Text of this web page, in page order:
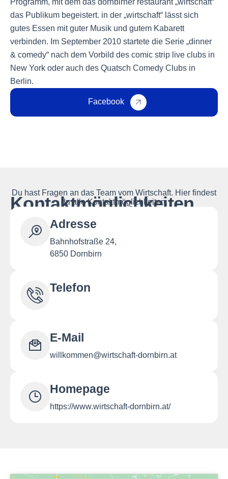
Programm, mit dem das dornbirner restaurant „wirtschaft“
das Publikum begeistert. in der „wirtschaft“ lässt sich
gutes Essen mit guter Musik und gutem Kabarett
verbinden. Im September 2010 startete die Serie „dinner
& comedy“ nach dem Vorbild des comic strip live clubs in
New York oder auch des Quatsch Comedy Clubs in
Berlin.
Facebook
Kontaktmöglichkeiten
Du hast Fragen an das Team vom Wirtschaft. Hier findest
du alle Kontaktmöglichkeiten.
Adresse
Bahnhofstraße 24,
6850 Dornbirn
Telefon
E-Mail
willkommen@wirtschaft-dornbirn.at
Homepage
https://www.wirtschaft-dornbirn.at/